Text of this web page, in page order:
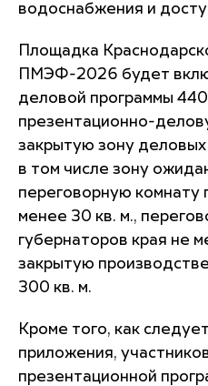
водоснабжения и
Площадка
ПМЭФ-2026 будет
деловой программы 440
презентационно-
закрытую зону деловых
в том числе зону
переговорную комнату
менее 30 кв. м.,
губернаторов края не
закрытую
300 кв. м.
Кроме того, как
приложения,
презентационной